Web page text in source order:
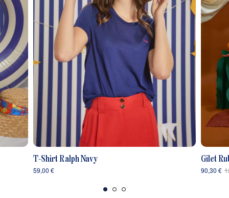
T-Shirt Ralph Navy
59,00 €
Gilet
90,30 €